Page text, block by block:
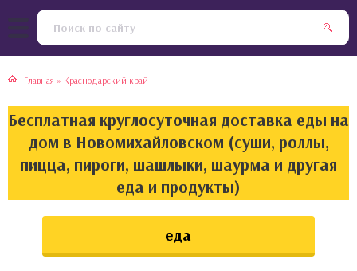
Главная » Краснодарский край
Бесплатная круглосуточная доставка еды на
дом в Новомихайловском (суши, роллы,
пицца, пироги, шашлыки, шаурма и другая
еда и продукты)
еда
кухня
кухня
кухня
кухня
булочки